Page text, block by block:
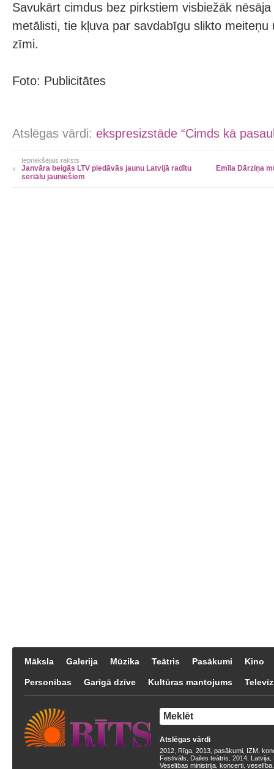
Savukārt cimdus bez pirkstiem visbiežāk
metālisti, tie kļuva par savdabīgu slikto meiteņu
zīmi.
Foto: Publicitātes
Atslēgas vārdi: ekspresizstāde “Cimds kā
Iepriekšējais raksts
Janvāra beigās LTV piedāvās jaunu Latvijā radītu
seriālu jauniešiem
Emīla Dārziņa
Māksla Galerija Mūzika Teātris Pasākumi Kino
Personības Garīgā dzīve Kultūras mantojums
Atslēgas vārdi
2012 Rīga 2013 pasākumi IZM
Festivāls
Dailes teātris 2014 Latvija
Veselības ministrija koncerti veselība